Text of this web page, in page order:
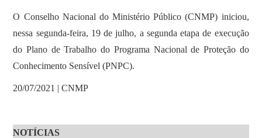
O Conselho Nacional do Ministério Público (CNMP) iniciou,
nessa segunda-feira, 19 de julho, a segunda etapa de execução
do Plano de Trabalho do Programa Nacional de Proteção do
Conhecimento Sensível (PNPC).
20/07/2021 | CNMP
NOTÍCIAS